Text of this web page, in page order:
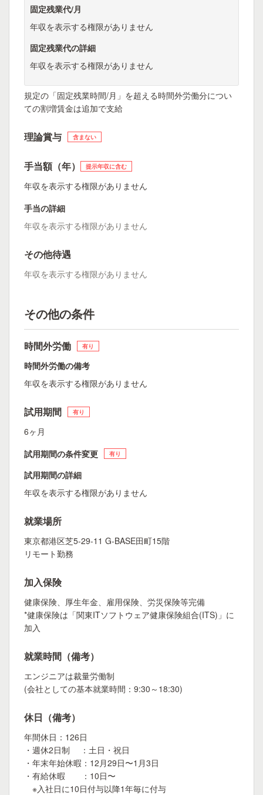
固定残業代/月
年収を表示する権限がありません
固定残業代の詳細
年収を表示する権限がありません
規定の「固定残業時間/月」を超える時間外労働分につい
ての割増賃金は追加で支給
理論賞与 含まない
手当額（年） 提示年収に含む
年収を表示する権限がありません
手当の詳細
年収を表示する権限がありません
その他待遇
年収を表示する権限がありません
その他の条件
時間外労働 有り
時間外労働の備考
年収を表示する権限がありません
試用期間 有り
6ヶ月
試用期間の条件変更
有り
試用期間の詳細
年収を表示する権限がありません
就業場所
東京都港区芝5-29-11 G-BASE田町15階
リモート勤務
加入保険
健康保険、厚生年金、雇用保険、労災保険等完備
*健康保険は「関東ITソフトウェア健康保険組合(ITS)」に
加入
就業時間（備考）
エンジニアは裁量労働制
(会社としての基本就業時間：9:30～18:30)
休日（備考）
年間休日：126日
・週休2日制 ：土日・祝日
・年末年始休暇：12月29日〜1月3日
・有給休暇 ：10日〜
※入社日に10日付与以降1年毎に付与